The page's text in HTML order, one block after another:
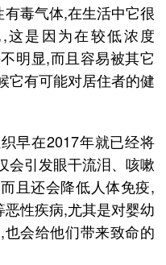
毒气体,在生活中它很
是因为在较低浓度
明显,而且容易被其它
它有可能对居住者的健
早在2017年就已经将
会引发眼干流泪、咳嗽
且还会降低人体免疫,
性疾病,尤其是对婴幼
会给他们带来致命的